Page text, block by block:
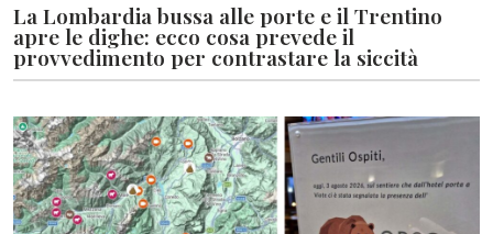
La Lombardia bussa alle porte e il Trentino
apre le dighe: ecco cosa prevede il
provvedimento per contrastare la siccità